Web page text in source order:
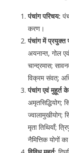
पंचांग परिचय:
करण।
पंचांग में प्रयुक्त
अयनान्त, गोल
चान्द्रमास;
विक्रम संवत्;
पंचांग एवं मुहूर्त
अमृतसिद्धियोग;
ज्वालामुखीयोग;
मृता तिथियाँ;
नैमित्तिक योगों